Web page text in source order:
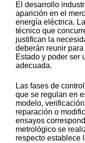
El desarrollo
aparición en el
energía eléctrica.
técnico que
justifican la
deberán reunir
Estado y poder ser
adecuada.
Las fases de
que se regulan en
modelo,
reparación o
ensayos
metrológico se
respecto establece